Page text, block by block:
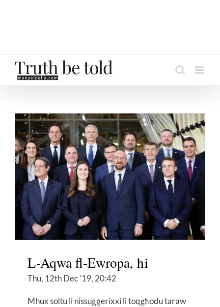
L-Aqwa fl-Ewropa, ħi
Thu, 12th Dec '19, 20:42
Mhux soltu li nissuġġerixxi li toqgħodu taraw